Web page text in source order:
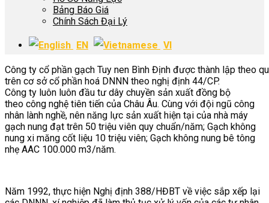
Bảng Báo Giá
Chính Sách Đại Lý
EN VI
Công ty cổ phần gạch Tuy nen Bình Định được thành lập theo
trên cơ sở cổ phần hoá DNNN theo nghị định 44/CP.
Công ty luôn luôn đầu tư dây chuyền sản xuất đồng bộ
theo công nghệ tiên tiến của Châu Âu. Cùng với đội ngũ công
nhân lành nghề, nên năng lực sản xuất hiện tại của nhà máy
gạch nung đạt trên 50 triệu viên quy chuẩn/năm; Gạch không
nung xi măng cốt liệu 10 triệu viên; Gạch không nung bê tông
nhẹ AAC 100.000 m3/năm.
Năm 1992, thực hiện Nghị định 388/HĐBT về việc sắp xếp lại